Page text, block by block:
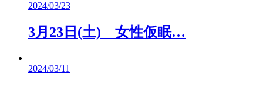
2024/03/23
3月23日(土) 女性仮眠…
2024/03/11